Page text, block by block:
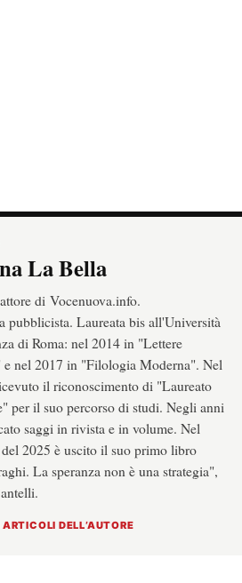
La Bella
di Vocenuova.info.
pubblicista. Laureata bis all'Università
di Roma: nel 2014 in "Lettere
nel 2017 in "Filologia Moderna". Nel
il riconoscimento di "Laureato
per il suo percorso di studi. Negli anni
saggi in rivista e in volume. Nel
del 2025 è uscito il suo primo libro
La speranza non è una strategia",
DELL’AUTORE